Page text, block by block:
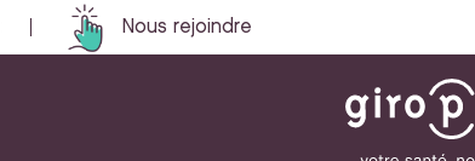
Nous rejoindre